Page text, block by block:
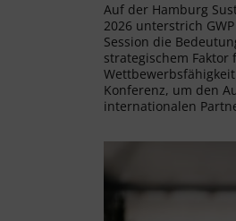
Auf der Hamburg
2026 unterstrich
Session die
strategischem
Konferenz, um den
internationalen